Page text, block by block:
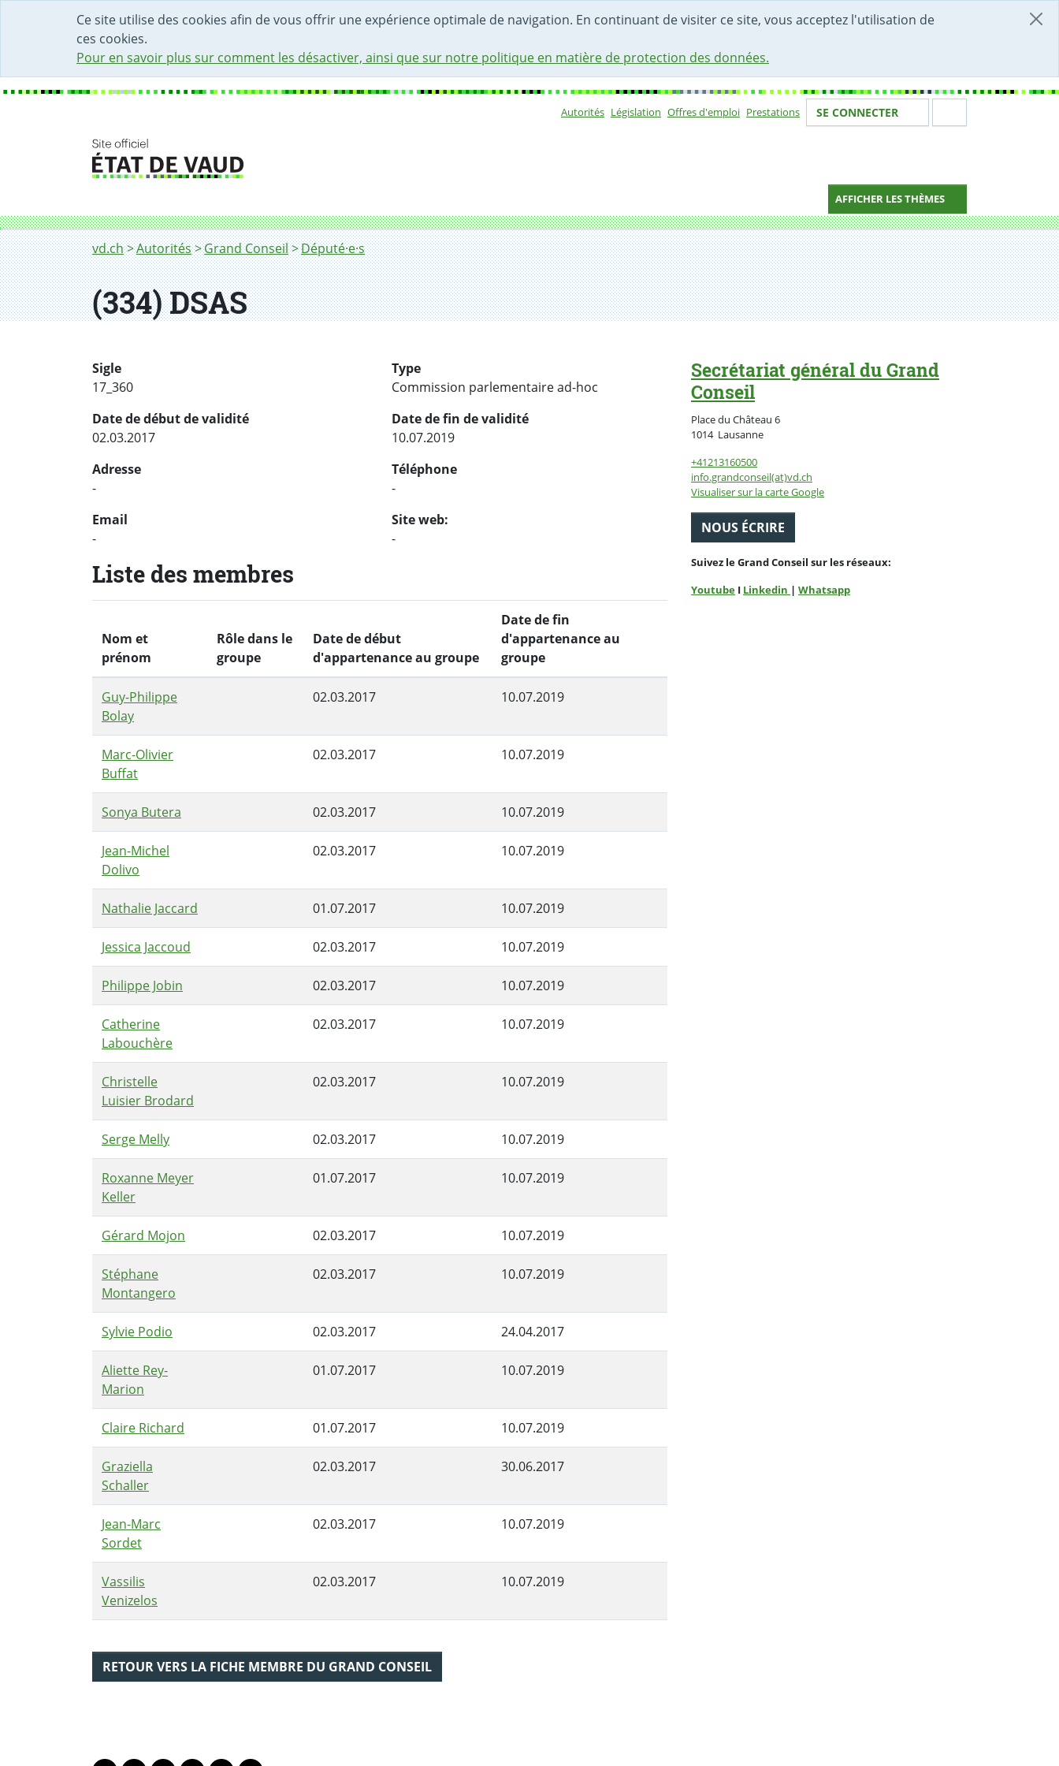
Ce site utilise des cookies afin de vous offrir une expérience optimale de navigation. En continuant de visiter ce site, vous acceptez l'utilisation de
ces cookies.
Pour en savoir plus sur comment les désactiver, ainsi que sur notre politique en matière de protection des données.
DÉBUT DU CONTENU DE LA PAGE
ACCÈS AU CHAMP DE RECHERCHE
PAGE D'ACCUEIL
FORMULAIRE DE CONTACT
Autorités Législation Offres d'emploi Prestations Votre identité
SE CONNECTER
AFFICHER LES THÈMES
Fil d'Ariane
vd.ch Autorités Grand Conseil Député·e·s
(334) DSAS
Sigle
17_360
Type
Commission parlementaire ad-hoc
Date de début de validité
02.03.2017
Date de fin de validité
10.07.2019
Adresse
-
Téléphone
-
Email
-
Site web:
-
Liste des membres
Nom et
prénom
Rôle dans le
groupe
Date de début
d'appartenance au groupe
Date de fin
d'appartenance au
groupe
Guy-Philippe
Bolay
02.03.2017 10.07.2019
Marc-Olivier
Buffat
02.03.2017 10.07.2019
Sonya Butera 02.03.2017 10.07.2019
Jean-Michel
Dolivo
02.03.2017 10.07.2019
Nathalie Jaccard 01.07.2017 10.07.2019
Jessica Jaccoud 02.03.2017 10.07.2019
Philippe Jobin 02.03.2017 10.07.2019
Catherine
Labouchère
02.03.2017 10.07.2019
Christelle
Luisier Brodard
02.03.2017 10.07.2019
Serge Melly 02.03.2017 10.07.2019
Roxanne Meyer
Keller
01.07.2017 10.07.2019
Gérard Mojon 02.03.2017 10.07.2019
Stéphane
Montangero
02.03.2017 10.07.2019
Sylvie Podio 02.03.2017 24.04.2017
Aliette Rey-
Marion
01.07.2017 10.07.2019
Claire Richard 01.07.2017 10.07.2019
Graziella
Schaller
02.03.2017 30.06.2017
Jean-Marc
Sordet
02.03.2017 10.07.2019
Vassilis
Venizelos
02.03.2017 10.07.2019
RETOUR VERS LA FICHE MEMBRE DU GRAND CONSEIL
Secrétariat général du Grand
Conseil
Place du Château 6
1014 LausanneSuisse
+41213160500
info.grandconseil(at)vd.ch
Visualiser sur la carte Google
NOUS ÉCRIRE
Suivez le Grand Conseil sur les réseaux:
Youtube I Linkedin | Whatsapp